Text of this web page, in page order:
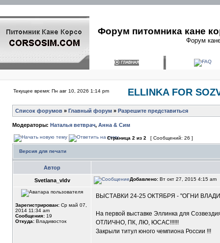
Форум питомника кане
Форум
Текущее время: Пн авг 10, 2026 1:14 pm ELLINKA FOR
Список форумов » Главный форум » Разрешите представиться
Модераторы: Наталья ветврач, Анна & Сим
Страница 2 из 2 [ Сообщений: 26 ]
Версия для печати
Автор
Svetlana_vldv Добавлено: Вт окт 27, 2015 4:15 am
Зарегистрирован: Ср май 07,
2014 11:34 am
Сообщения: 19
Откуда: Владивосток
ВЫСТАВКИ 24-25 ОКТЯБРЯ - "ОГНИ
На первой выставке Эллинка для
ОТЛИЧНО, ПК, ЛЮ, ЮСАС!!!!!!
Закрыли титул юного чемпиона России !!!